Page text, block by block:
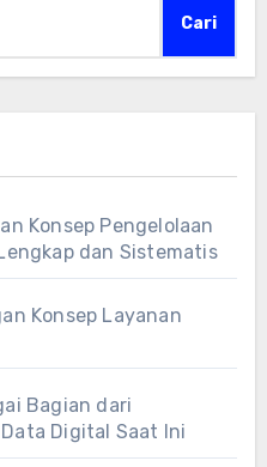
Cari
Konsep Pengelolaan
dan Sistematis
Konsep Layanan
Bagian dari
Digital Saat Ini